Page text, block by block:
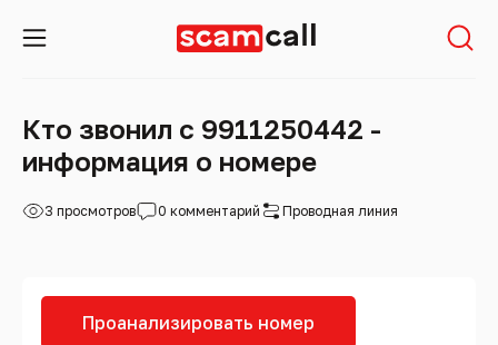
Кто звонил с 9911250442 -
информация о номере
3 просмотров 0 комментарий Проводная линия
Проанализировать номер